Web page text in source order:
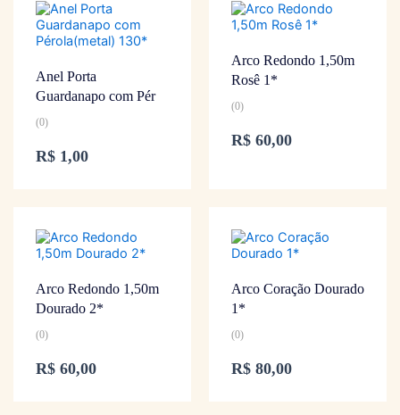
Anel Porta
Guardanapo com Pér
(0)
R$ 1,00
Arco Redondo 1,50m
Rosê 1*
(0)
R$ 60,00
Arco Redondo 1,50m
Dourado 2*
(0)
R$ 60,00
Arco Coração Dourado
1*
(0)
R$ 80,00